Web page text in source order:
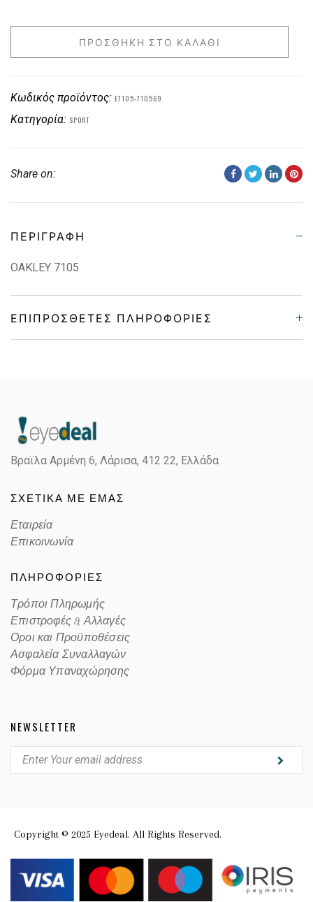
ΠΡΟΣΘΉΚΗ ΣΤΟ ΚΑΛΆΘΙ
Κωδικός προϊόντος: E7105-710569
Κατηγορία: SPORT
Share on:
ΠΕΡΙΓΡΑΦΉ
OAKLEY 7105
ΕΠΙΠΡΌΣΘΕΤΕΣ ΠΛΗΡΟΦΟΡΊΕΣ
Color
Lens Color MIRROR PRIZM SNOW BLACK
Color code
Βραϊλα Αρμένη 6, Λάρισα, 412 22, Ελλάδα
ΣΧΕΤΙΚΑ ΜΕ ΕΜΑΣ
Εταιρεία
Επικοινωνία
ΠΛΗΡΟΦΟΡΙΕΣ
Τρόποι Πληρωμής
Επιστροφές & Αλλαγές
Οροι και Προϋποθέσεις
Ασφαλεία Συναλλαγών
Φόρμα Υπαναχώρησης
NEWSLETTER
Copyright © 2025 Eyedeal. All Rights Reserved.